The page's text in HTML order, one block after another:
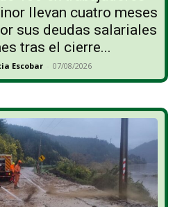
llevan cuatro meses
sus deudas salariales
tras el cierre...
Escobar - 07/08/2026